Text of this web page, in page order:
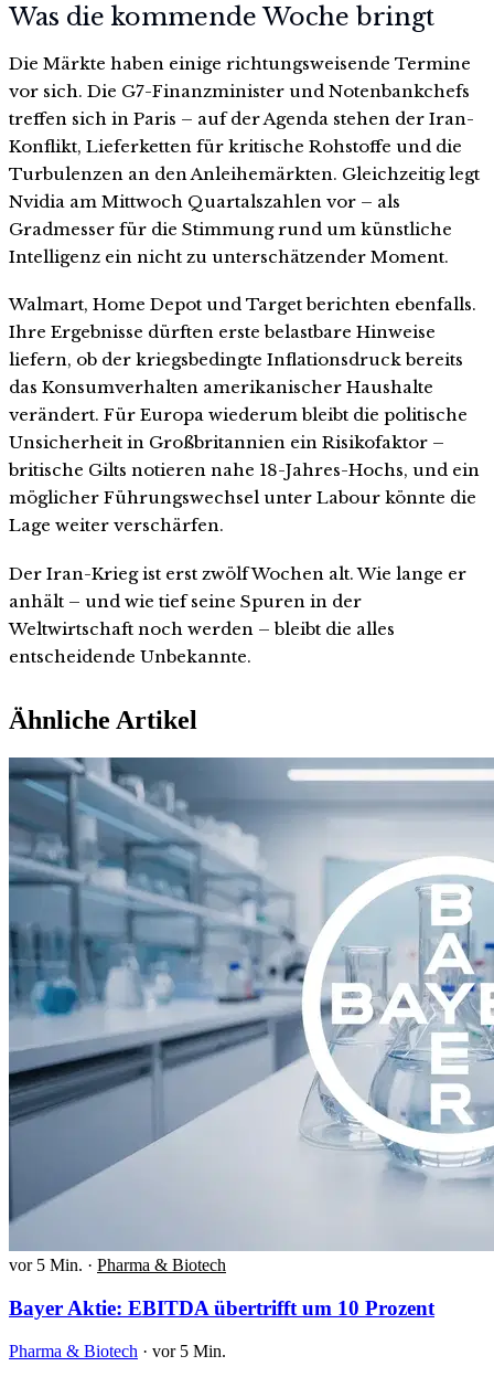
Was die kommende Woche bringt
Die Märkte haben einige richtungsweisende Termine
vor sich. Die G7-Finanzminister und Notenbankchefs
treffen sich in Paris – auf der Agenda stehen der Iran-
Konflikt, Lieferketten für kritische Rohstoffe und die
Turbulenzen an den Anleihemärkten. Gleichzeitig legt
Nvidia am Mittwoch Quartalszahlen vor – als
Gradmesser für die Stimmung rund um künstliche
Intelligenz ein nicht zu unterschätzender Moment.
Walmart, Home Depot und Target berichten ebenfalls.
Ihre Ergebnisse dürften erste belastbare Hinweise
liefern, ob der kriegsbedingte Inflationsdruck bereits
das Konsumverhalten amerikanischer Haushalte
verändert. Für Europa wiederum bleibt die politische
Unsicherheit in Großbritannien ein Risikofaktor –
britische Gilts notieren nahe 18-Jahres-Hochs, und ein
möglicher Führungswechsel unter Labour könnte die
Lage weiter verschärfen.
Der Iran-Krieg ist erst zwölf Wochen alt. Wie lange er
anhält – und wie tief seine Spuren in der
Weltwirtschaft noch werden – bleibt die alles
entscheidende Unbekannte.
Ähnliche Artikel
vor 5 Min. · Pharma & Biotech
Bayer Aktie: EBITDA übertrifft um 10 Prozent
Pharma & Biotech · vor 5 Min.